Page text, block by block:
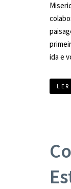
ida e